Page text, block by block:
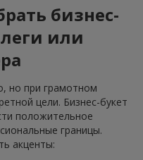
бизнес-
или
но при грамотном
цели. Бизнес-букет
положительное
границы.
акценты: